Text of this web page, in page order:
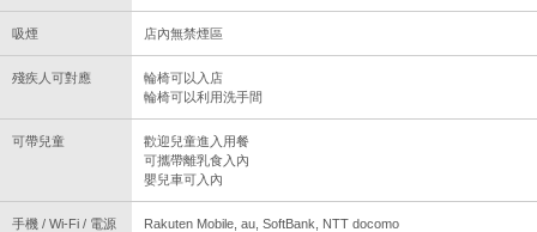
吸煙 店內無禁煙區
殘疾人可對應
輪椅可以入店
輪椅可以利用洗手間
可帶兒童
歡迎兒童進入用餐
可攜帶離乳食入內
嬰兒車可入內
手機 / Wi-Fi / 電源
Rakuten Mobile, au, SoftBank, NTT docomo